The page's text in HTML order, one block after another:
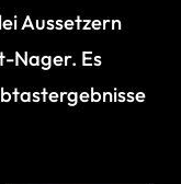
Aussetzern
Nager. Es